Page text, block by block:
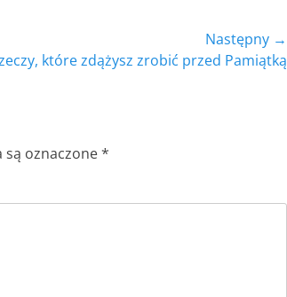
Następny →
które zdążysz zrobić przed Pamiątką
są oznaczone*